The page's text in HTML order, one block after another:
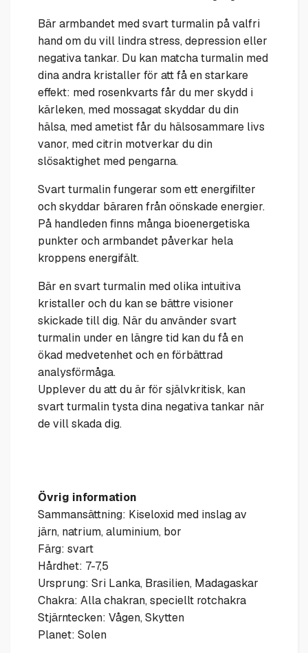
Bär armbandet med svart turmalin på valfri
hand om du vill lindra stress, depression eller
negativa tankar. Du kan matcha turmalin med
dina andra kristaller för att få en starkare
effekt: med rosenkvarts får du mer skydd i
kärleken, med mossagat skyddar du din
hälsa, med ametist får du hälsosammare livs
vanor, med citrin motverkar du din
slösaktighet med pengarna.
Svart turmalin fungerar som ett energifilter
och skyddar bäraren från oönskade energier.
På handleden finns många bioenergetiska
punkter och armbandet påverkar hela
kroppens energifält.
Bär en svart turmalin med olika intuitiva
kristaller och du kan se bättre visioner
skickade till dig. När du använder svart
turmalin under en längre tid kan du få en
ökad medvetenhet och en förbättrad
analysförmåga.
Upplever du att du är för självkritisk, kan
svart turmalin tysta dina negativa tankar när
de vill skada dig.
Övrig information
Sammansättning: Kiseloxid med inslag av
järn, natrium, aluminium, bor
Färg: svart
Hårdhet: 7-7,5
Ursprung: Sri Lanka, Brasilien, Madagaskar
Chakra: Alla chakran, speciellt rotchakra
Stjärntecken: Vågen, Skytten
Planet: Solen